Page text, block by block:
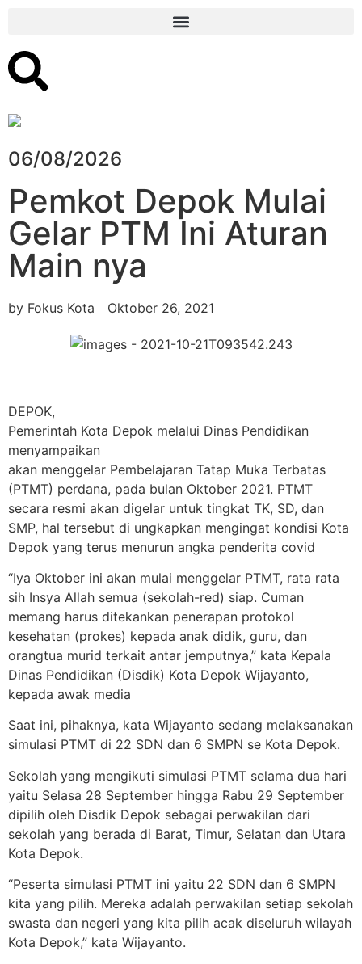
06/08/2026
Pemkot Depok Mulai
Gelar PTM Ini Aturan
Main nya
by Fokus Kota Oktober 26, 2021
DEPOK,
Pemerintah Kota Depok melalui Dinas Pendidikan
menyampaikan
akan menggelar Pembelajaran Tatap Muka Terbatas
(PTMT) perdana, pada bulan Oktober 2021. PTMT
secara resmi akan digelar untuk tingkat TK, SD, dan
SMP, hal tersebut di ungkapkan mengingat kondisi Kota
Depok yang terus menurun angka penderita covid
“Iya Oktober ini akan mulai menggelar PTMT, rata rata
sih Insya Allah semua (sekolah-red) siap. Cuman
memang harus ditekankan penerapan protokol
kesehatan (prokes) kepada anak didik, guru, dan
orangtua murid terkait antar jemputnya,” kata Kepala
Dinas Pendidikan (Disdik) Kota Depok Wijayanto,
kepada awak media
Saat ini, pihaknya, kata Wijayanto sedang melaksanakan
simulasi PTMT di 22 SDN dan 6 SMPN se Kota Depok.
Sekolah yang mengikuti simulasi PTMT selama dua hari
yaitu Selasa 28 September hingga Rabu 29 September
dipilih oleh Disdik Depok sebagai perwakilan dari
sekolah yang berada di Barat, Timur, Selatan dan Utara
Kota Depok.
“Peserta simulasi PTMT ini yaitu 22 SDN dan 6 SMPN
kita yang pilih. Mereka adalah perwakilan setiap sekolah
swasta dan negeri yang kita pilih acak diseluruh wilayah
Kota Depok,” kata Wijayanto.